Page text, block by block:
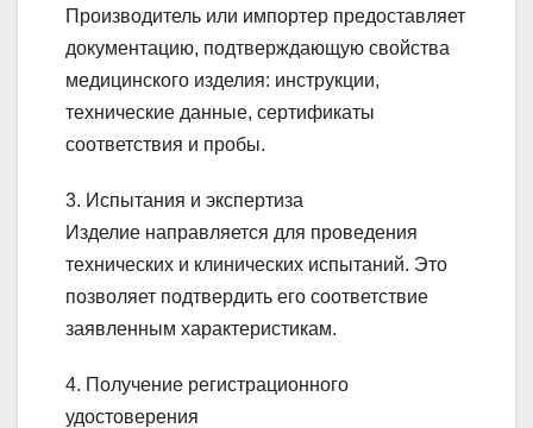
Производитель или импортер предоставляет
документацию, подтверждающую свойства
медицинского изделия: инструкции,
технические данные, сертификаты
соответствия и пробы.
3. Испытания и экспертиза
Изделие направляется для проведения
технических и клинических испытаний. Это
позволяет подтвердить его соответствие
заявленным характеристикам.
4. Получение регистрационного
удостоверения